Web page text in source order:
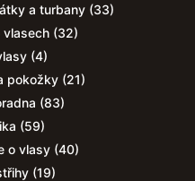
a turbany (33)
vlasech(32)
(4)
pokožky (21)
(83)
(59)
o vlasy (40)
(19)